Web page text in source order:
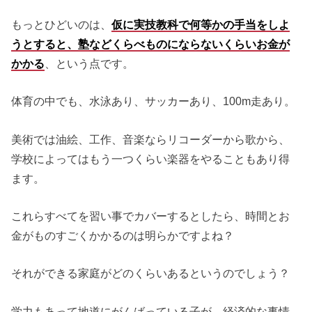
もっとひどいのは、仮に実技教科で何等かの手当をしよ
うとすると、塾などくらべものにならないくらいお金が
かかる 、という点です。
体育の中でも、水泳あり、サッカーあり、100m走あり。
美術では油絵、工作、音楽ならリコーダーから歌から、
学校によってはもう一つくらい楽器をやることもあり得
ます。
これらすべてを習い事でカバーするとしたら、時間とお
金がものすごくかかるのは明らかですよね？
それができる家庭がどのくらいあるというのでしょう？